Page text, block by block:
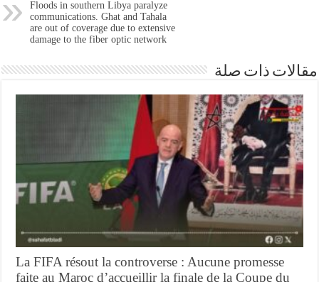
Floods in southern Libya paralyze
communications. Ghat and Tahala
are out of coverage due to extensive
damage to the fiber optic network
مقالات ذات صلة
La FIFA résout la controverse : Aucune promesse
faite au Maroc d’accueillir la finale de la Coupe du